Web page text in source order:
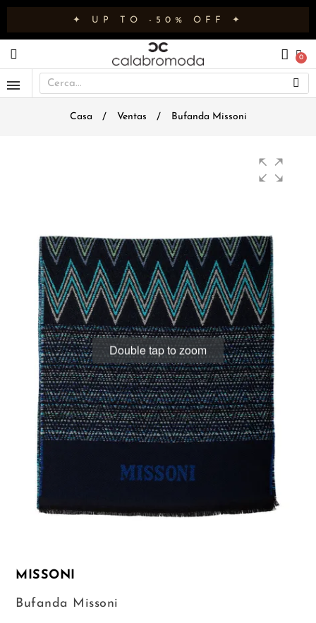
✦ UP TO -50% OFF ✦
Casa Ventas Bufanda Missoni
Double tap to zoom
MISSONI
Bufanda Missoni